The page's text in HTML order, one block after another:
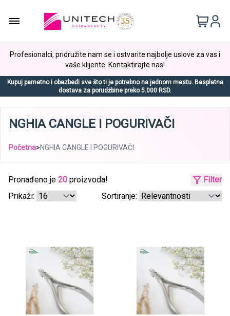
Profesionalci, pridružite nam se i ostvarite najbolje uslove za vas i
vaše klijente. Kontaktirajte nas!
Kupuj pametno i obezbedi sve što ti je potrebno na jednom mestu. Besplatna
dostava za porudžbine preko 5.000 RSD.
NGHIA CANGLE I POGURIVAČI
Početna>NGHIA CANGLE I POGURIVAČI
Pronađeno je 20 proizvoda!
Filter
Prikaži:
Sortiranje: